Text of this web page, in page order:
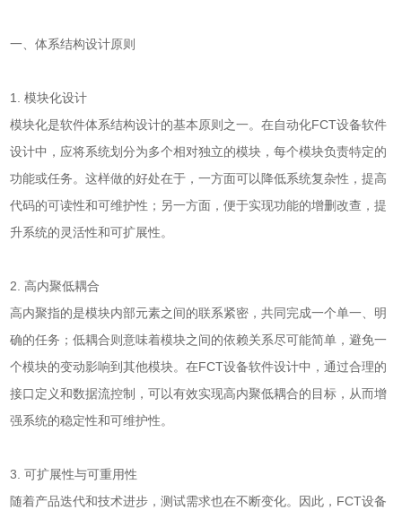
一、体系结构设计原则
1. 模块化设计
模块化是软件体系结构设计的基本原则之一。在自动化FCT设备软件
设计中，应将系统划分为多个相对独立的模块，每个模块负责特定的
功能或任务。这样做的好处在于，一方面可以降低系统复杂性，提高
代码的可读性和可维护性；另一方面，便于实现功能的增删改查，提
升系统的灵活性和可扩展性。
2. 高内聚低耦合
高内聚指的是模块内部元素之间的联系紧密，共同完成一个单一、明
确的任务；低耦合则意味着模块之间的依赖关系尽可能简单，避免一
个模块的变动影响到其他模块。在FCT设备软件设计中，通过合理的
接口定义和数据流控制，可以有效实现高内聚低耦合的目标，从而增
强系统的稳定性和可维护性。
3. 可扩展性与可重用性
随着产品迭代和技术进步，测试需求也在不断变化。因此，FCT设备